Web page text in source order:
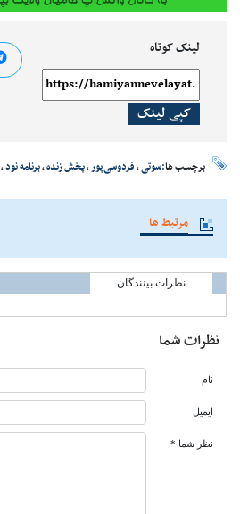
لینک کوتاه
کپی لینک
برچسب ها:سوتی،فردوسی‌پور،پخش زنده،برنامه نود،
مرتبط ها
نظرات بینندگان
نظرات شما
نام
ایمیل
نظر شما *